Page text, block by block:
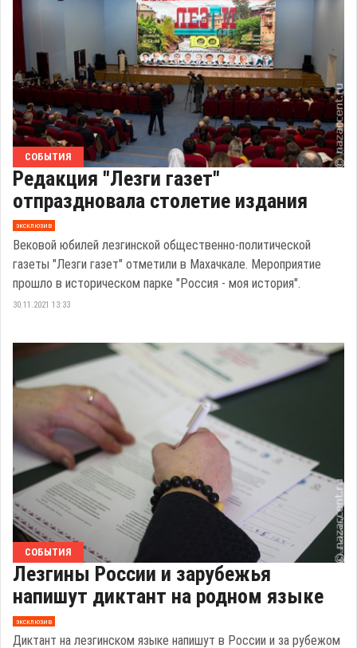
СОБЫТИЯ
Редакция "Лезги газет"
отпраздновала столетие издания
эксклюзив
Вековой юбилей лезгинской общественно-политической
газеты "Лезги газет" отметили в Махачкале. Мероприятие
прошло в историческом парке "Россия - моя история".
30.11.2021 13:33
СОБЫТИЯ
Лезгины России и зарубежья
напишут диктант на родном языке
эксклюзив
Диктант на лезгинском языке напишут в России и за рубежом